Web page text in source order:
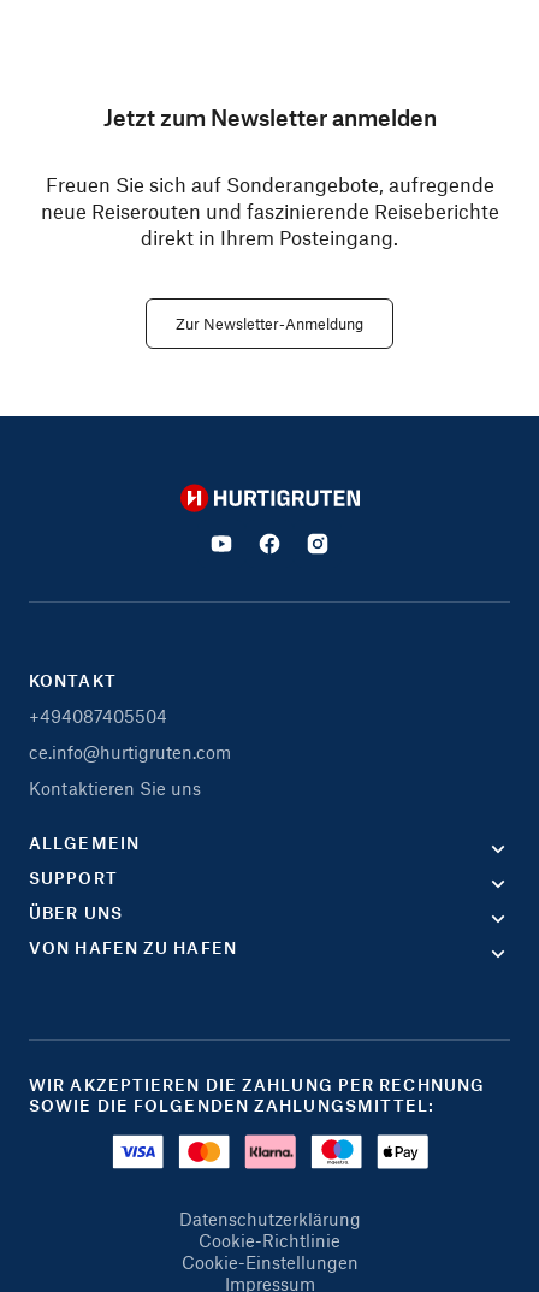
Jetzt zum Newsletter anmelden
Freuen Sie sich auf Sonderangebote, aufregende
neue Reiserouten und faszinierende Reiseberichte
direkt in Ihrem Posteingang.
Zur Newsletter-Anmeldung
Hurtigruten
KONTAKT
+494087405504
ce.info@hurtigruten.com
Kontaktieren Sie uns
ALLGEMEIN
SUPPORT
ÜBER UNS
VON HAFEN ZU HAFEN
WIR AKZEPTIEREN DIE ZAHLUNG PER RECHNUNG
SOWIE DIE FOLGENDEN ZAHLUNGSMITTEL:
Datenschutzerklärung
Cookie-Richtlinie
Cookie-Einstellungen
Impressum